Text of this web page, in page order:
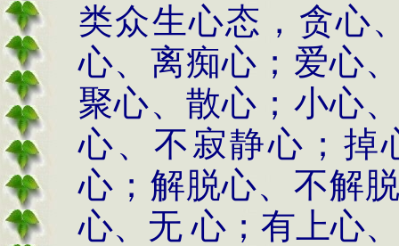
类众生心态，贪心
心、离痴心；爱心
聚心、散心；小心
心、不寂静心；掉
心；解脱心、不解
心、无 心；有上心